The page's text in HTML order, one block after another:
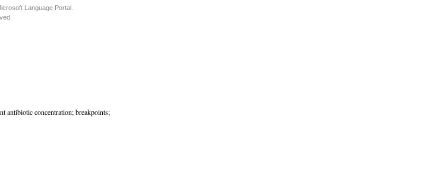
Language Portal.
antibiotic concentration;breakpoints;